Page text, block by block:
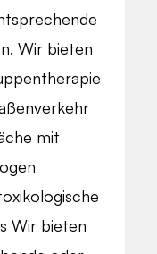
Wir bieten
mit
Wir bieten